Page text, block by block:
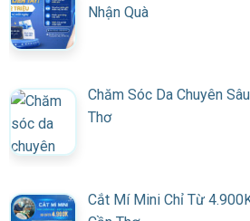
Nhận Quà
Chăm Sóc Da Chuyên
Thơ
Cắt Mí Mini Chỉ Từ